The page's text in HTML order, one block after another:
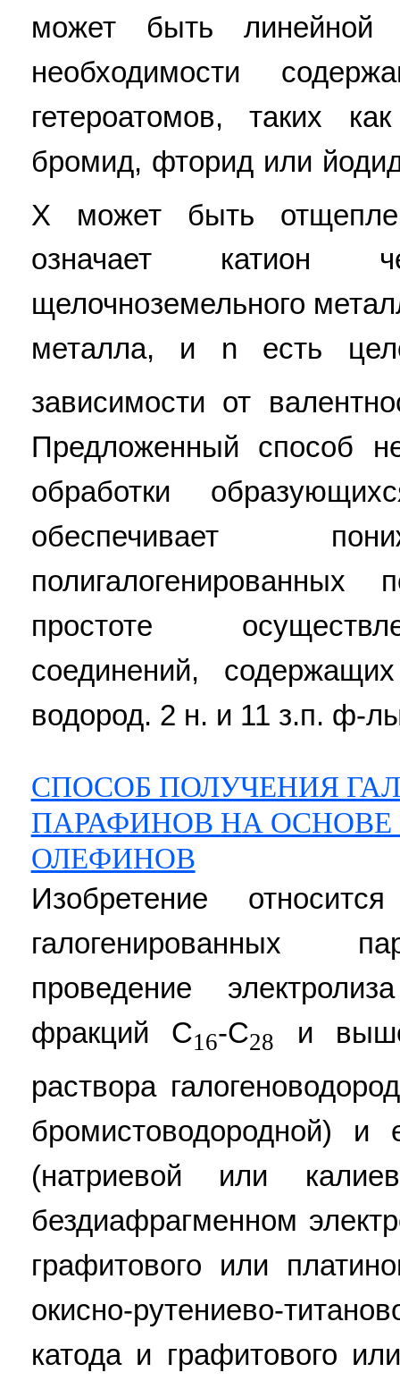
может быть линейной
необходимости
гетероатомов, таких
бромид, фторид или
X может быть
означает катион
щелочноземельного
металла, и n есть
зависимости от
Предложенный способ
обработки
обеспечивает
простоте
соединений,
водород. 2 н. и 11 з.п. ф-
СПОСОБ ПОЛУЧЕНИЯ
ПАРАФИНОВ НА
ОЛЕФИНОВ
Изобретение
галогенированных
проведение
фракций C16-C28
и
раствора
бромистоводородной) и
(натриевой или
бездиафрагменном
графитового или
окисно-рутениево-
катода и графитового